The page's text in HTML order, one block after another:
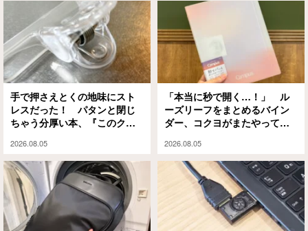
手で押さえとくの地味にスト
レスだった！ パタンと閉じ
ちゃう分厚い本、『このクリ
2026.08.05
「本当に秒で開く…！」 ル
ーズリーフをまとめるバイン
ダー、コクヨがまたやってく
2026.08.05